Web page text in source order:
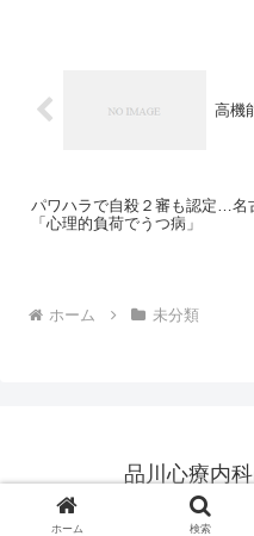
高機
パワハラで自殺２審も認定…名
「心理的負荷でうつ病」
ホーム 未分類
品川心療内
© 2007 品川心
ホーム 検索